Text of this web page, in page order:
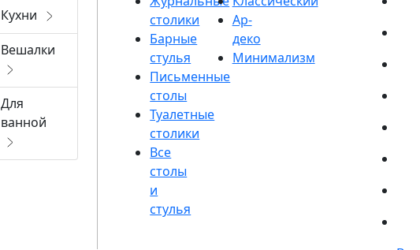
Кухни
Вешалки
Для
ванной
столики
Барные
стулья
Письменные
столы
Туалетные
столики